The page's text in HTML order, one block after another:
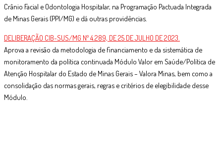
Crânio Facial e Odontologia Hospitalar, na Programação Pactuada Integrada
de Minas Gerais (PPI/MG) e dá outras providências.
DELIBERAÇÃO CIB-SUS/MG Nº 4.289, DE 25 DE JULHO DE 2023.
Aprova a revisão da metodologia de financiamento e da sistemática de
monitoramento da política continuada Módulo Valor em Saúde/Política de
Atenção Hospitalar do Estado de Minas Gerais – Valora Minas, bem como a
consolidação das normas gerais, regras e critérios de elegibilidade desse
Módulo.